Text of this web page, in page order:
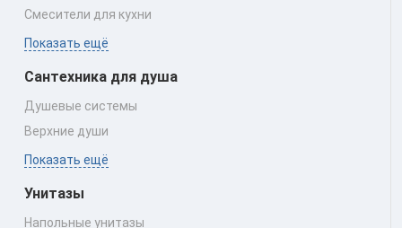
Смесители для кухни
Показать ещё
Сантехника для душа
Душевые системы
Верхние души
Показать ещё
Унитазы
Напольные унитазы